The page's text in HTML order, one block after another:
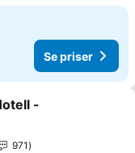
Se priser
-
971